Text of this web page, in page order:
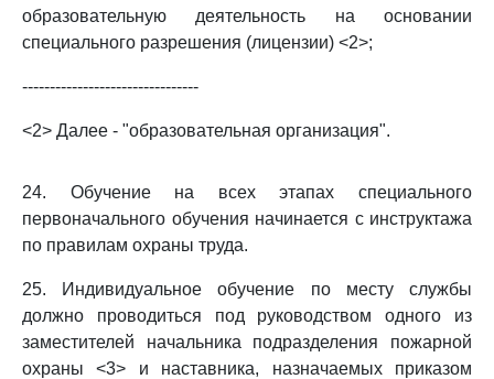
образовательную деятельность на основании
специального разрешения (лицензии) <2>;
--------------------------------
<2> Далее - "образовательная организация".
24. Обучение на всех этапах специального
первоначального обучения начинается с инструктажа
по правилам охраны труда.
25. Индивидуальное обучение по месту службы
должно проводиться под руководством одного из
заместителей начальника подразделения пожарной
охраны <3> и наставника, назначаемых приказом